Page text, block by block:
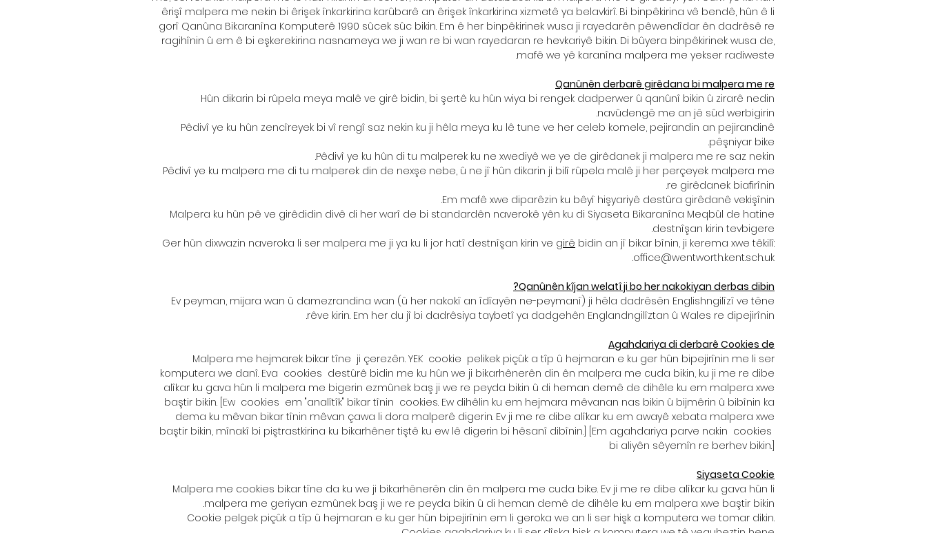
êrişî malpera me nekin bi êrişek înkarkirina karûbarê an êrişek înkarkirina xizmetê ya belavkirî. Bi binpêkirina vê bendê, hûn ê li
gorî Qanûna Bikaranîna Komputerê 1990 sûcek sûc bikin. Em ê her binpêkirinek wusa ji rayedarên pêwendîdar ên dadrêsê re
ragihînin û em ê bi eşkerekirina nasnameya we ji wan re bi wan rayedaran re hevkariyê bikin. Di bûyera binpêkirinek wusa de,
mafê we yê karanîna malpera me yekser radiweste.
Qanûnên derbarê girêdana bi malpera me re
Hûn dikarin bi rûpela meya malê ve girê bidin, bi şertê ku hûn wiya bi rengek dadperwer û qanûnî bikin û zirarê nedin
navûdengê me an jê sûd werbigirin.
Pêdivî ye ku hûn zencîreyek bi vî rengî saz nekin ku ji hêla meya ku lê tune ve her celeb komele, pejirandin an pejirandinê
pêşniyar bike.
Pêdivî ye ku hûn di tu malperek ku ne xwediyê we ye de girêdanek ji malpera me re saz nekin.
Pêdivî ye ku malpera me di tu malperek din de nexşe nebe, û ne jî hûn dikarin ji bilî rûpela malê ji her perçeyek malpera me
re girêdanek biafirînin.
Em mafê xwe diparêzin ku bêyî hişyariyê destûra girêdanê vekişînin.
Malpera ku hûn pê ve girêdidin divê di her warî de bi standardên naverokê yên ku di Siyaseta Bikaranîna Meqbûl de hatine
destnîşan kirin tevbigere.
Ger hûn dixwazin naveroka li ser malpera me ji ya ku li jor hatî destnîşan kirin ve girê bidin an jî bikar bînin, ji kerema xwe têkilî:
office@wentworth.kent.sch.uk
.
Qanûnên kîjan welatî ji bo her nakokiyan derbas dibin?
Ev peyman, mijara wan û damezrandina wan (û her nakokî an îdîayên ne-peymanî) ji hêla dadrêsên Englishngilîzî ve têne
rêve kirin. Em her du jî bi dadrêsiya taybetî ya dadgehên Englandngilîztan û Wales re dipejirînin.
Agahdariya di derbarê Cookies de
Malpera me hejmarek bikar tîne ji çerezên. YEK cookie pelikek piçûk a tîp û hejmaran e ku ger hûn bipejirînin me li ser
komputera we danî. Eva cookies destûrê bidin me ku hûn we ji bikarhênerên din ên malpera me cuda bikin, ku ji me re dibe
alîkar ku gava hûn li malpera me bigerin ezmûnek baş ji we re peyda bikin û di heman demê de dihêle ku em malpera xwe
baştir bikin. [Ew cookies em "analîtîk" bikar tînin cookies. Ew dihêlin ku em hejmara mêvanan nas bikin û bijmêrin û bibînin ka
dema ku mêvan bikar tînin mêvan çawa li dora malperê digerin. Ev ji me re dibe alîkar ku em awayê xebata malpera xwe
baştir bikin, mînakî bi piştrastkirina ku bikarhêner tiştê ku ew lê digerin bi hêsanî dibînin.] [Em agahdariya parve nakin cookies
bi aliyên sêyemîn re berhev bikin.]
Siyaseta Cookie
Malpera me cookies bikar tîne da ku we ji bikarhênerên din ên malpera me cuda bike. Ev ji me re dibe alîkar ku gava hûn li
malpera me geriyan ezmûnek baş ji we re peyda bikin û di heman demê de dihêle ku em malpera xwe baştir bikin.
Cookie pelgek piçûk a tîp û hejmaran e ku ger hûn bipejirînin em li geroka we an li ser hişk a komputera we tomar dikin.